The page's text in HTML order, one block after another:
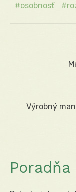
osobnosť
NextVýrobný
Poradňa